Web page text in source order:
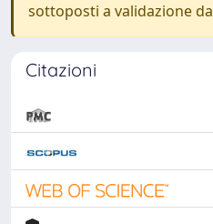
sottoposti a validazione
Citazioni